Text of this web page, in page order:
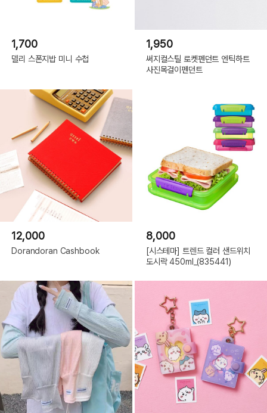
1,700
델리 스폰지밥 미니 수첩
1,950
써지컬스틸 로켓펜던트 엔틱하트
사진목걸이펜던트
12,000
Dorandoran Cashbook
8,000
[시스테마] 트렌드 컬러 샌드위치
도시락 450ml_(835441)